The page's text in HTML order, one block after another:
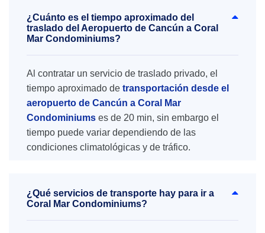
¿Cuánto es el tiempo aproximado del
traslado del Aeropuerto de Cancún a Coral
Mar Condominiums?
Al contratar un servicio de traslado privado, el
tiempo aproximado de transportación desde el
aeropuerto de Cancún a Coral Mar
Condominiums es de 20 min, sin embargo el
tiempo puede variar dependiendo de las
condiciones climatológicas y de tráfico.
¿Qué servicios de transporte hay para ir a
Coral Mar Condominiums?